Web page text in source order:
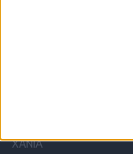
ΧΑΝΙΑ